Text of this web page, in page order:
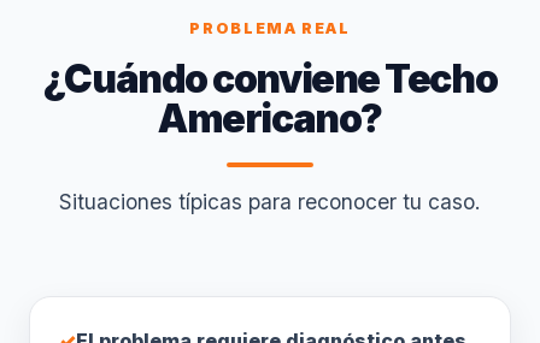
PROBLEMA REAL
¿Cuándo conviene Techo
Americano?
Situaciones típicas para reconocer tu caso.